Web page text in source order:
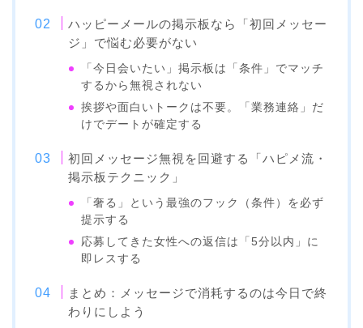
ハッピーメールの掲示板なら「初回メッセー
ジ」で悩む必要がない
「今日会いたい」掲示板は「条件」でマッチ
するから無視されない
挨拶や面白いトークは不要。「業務連絡」だ
けでデートが確定する
初回メッセージ無視を回避する「ハピメ流・
掲示板テクニック」
「奢る」という最強のフック（条件）を必ず
提示する
応募してきた女性への返信は「5分以内」に
即レスする
まとめ：メッセージで消耗するのは今日で終
わりにしよう